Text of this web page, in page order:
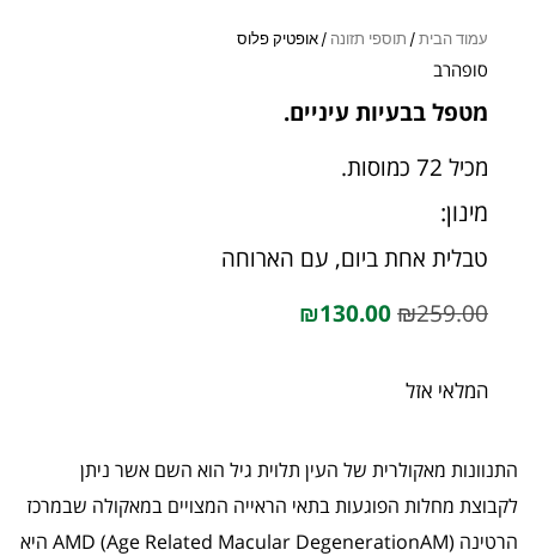
עמוד הבית/ תוספי תזונה / אופטיק פלוס
סופהרב
מטפל בבעיות עיניים.
מכיל 72 כמוסות.
מינון:
טבלית אחת ביום, עם הארוחה
₪259.00
₪130.00
המלאי אזל
התנוונות מאקולרית של העין תלוית גיל הוא השם אשר ניתן
לקבוצת מחלות הפוגעות בתאי הראייה המצויים במאקולה שבמרכז
הרטינה (AMD (Age Related Macular DegenerationAM היא